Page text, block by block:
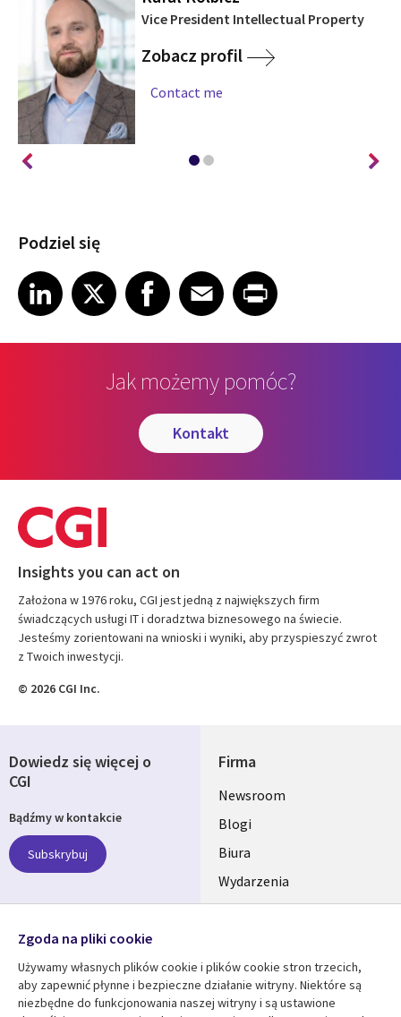
Vice President Intellectual Property
Zobacz profil
Contact me
Podziel się
Share article on LinkedIn
LinkedIn
Share article on XShare article on Facebook
Facebook
Share article on Email
EmailShare article on Print
Jak możemy pomóc?
kontakt
Insights you can act on
Założona w 1976 roku, CGI jest jedną z największych firm
świadczących usługi IT i doradztwa biznesowego na świecie.
Jesteśmy zorientowani na wnioski i wyniki, aby przyspieszyć zwrot
z Twoich inwestycji.
© 2026 CGI Inc.
Firma
Useful
links
SECTIONS
POLSKA
Newsroom
Blogi
Biura
Wydarzenia
Dowiedz się więcej o
CGI
Bądźmy w kontakcie
Subskrybuj
Social
Media
SECTIONS
POLSKA
Zgoda na pliki cookie
Używamy własnych plików cookie i plików cookie stron trzecich,
aby zapewnić płynne i bezpieczne działanie witryny. Niektóre są
niezbędne do funkcjonowania naszej witryny i są ustawione